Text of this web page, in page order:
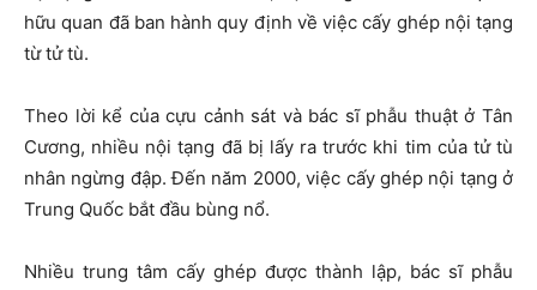
hữu quan đã ban hành quy định về việc cấy ghép nội tạng
từ tử tù.
Theo lời kể của cựu cảnh sát và bác sĩ phẫu thuật ở Tân
Cương, nhiều nội tạng đã bị lấy ra trước khi tim của tử tù
nhân ngừng đập. Đến năm 2000, việc cấy ghép nội tạng ở
Trung Quốc bắt đầu bùng nổ.
Nhiều trung tâm cấy ghép được thành lập, bác sĩ phẫu